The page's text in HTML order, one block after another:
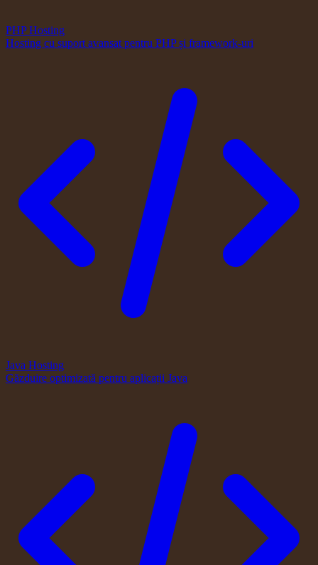
PHP Hosting
Hosting cu suport avansat pentru PHP și framework-uri
Java Hosting
Găzduire optimizată pentru aplicații Java